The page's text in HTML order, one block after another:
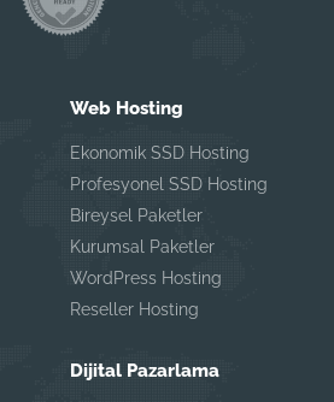
Web Hosting
Ekonomik SSD Hosting
Profesyonel SSD Hosting
Bireysel Paketler
Kurumsal Paketler
WordPress Hosting
Reseller Hosting
Dijital Pazarlama